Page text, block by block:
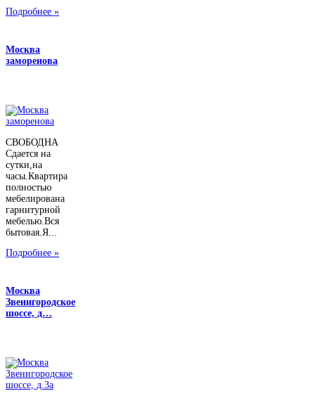
Подробнее »
Москва
заморенова
СВОБОДНА
Сдается на
сутки,на
часы.Квартира
полностью
мебелирована
гарнитурной
мебелью.Вся
бытовая.Я...
Подробнее »
Москва
Звенигородское
шоссе, д…